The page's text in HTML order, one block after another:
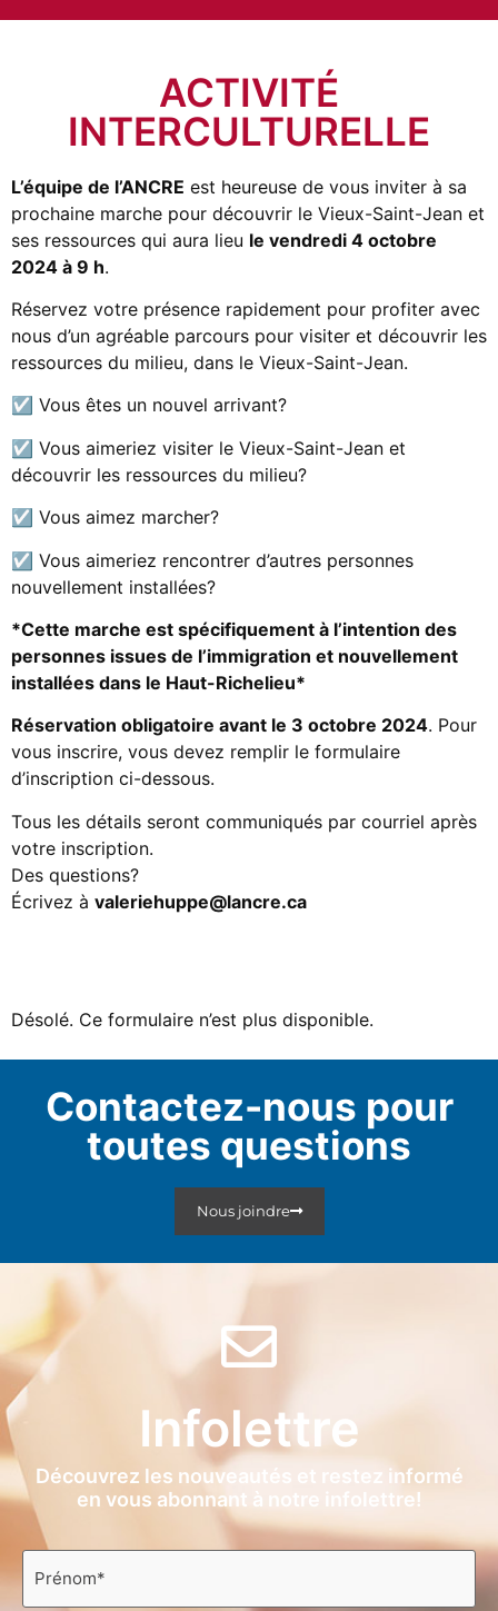
ACTIVITÉ
INTERCULTURELLE
L’équipe de l’ANCRE est heureuse de vous inviter à sa
prochaine marche pour découvrir le Vieux-Saint-Jean et
ses ressources qui aura lieu le vendredi 4 octobre
2024 à 9 h.
Réservez votre présence rapidement pour profiter avec
nous d’un agréable parcours pour visiter et découvrir les
ressources du milieu, dans le Vieux-Saint-Jean.
☑ Vous êtes un nouvel arrivant?
☑ Vous aimeriez visiter le Vieux-Saint-Jean et
découvrir les ressources du milieu?
☑ Vous aimez marcher?
☑ Vous aimeriez rencontrer d’autres personnes
nouvellement installées?
*Cette marche est spécifiquement à l’intention des
personnes issues de l’immigration et nouvellement
installées dans le Haut-Richelieu*
Réservation obligatoire avant le 3 octobre 2024. Pour
vous inscrire, vous devez remplir le formulaire
d’inscription ci-dessous.
Tous les détails seront communiqués par courriel après
votre inscription.
Des questions?
Écrivez à valeriehuppe@lancre.ca
Désolé. Ce formulaire n’est plus disponible.
Contactez-nous pour
toutes questions
Nous joindre
Infolettre
Découvrez les nouveautés et restez informé
en vous abonnant à notre infolettre!
Prénom